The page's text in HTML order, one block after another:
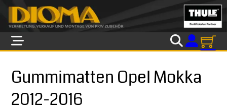
Skip to main content
Skip to footer
Gummimatten Opel Mokka
2012-2016